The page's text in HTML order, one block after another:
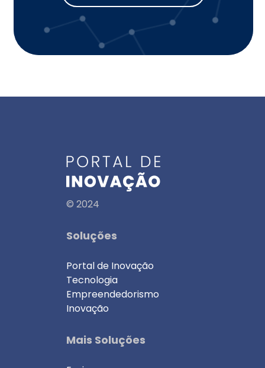
© 2024
Soluções
Portal de Inovação
Tecnologia
Empreendedorismo
Inovação
Mais Soluções